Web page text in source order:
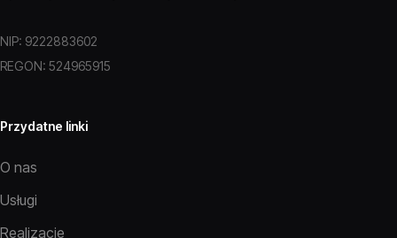
NIP: 9222883602
REGON: 524965915
Przydatne linki
O nas
Usługi
Realizacje